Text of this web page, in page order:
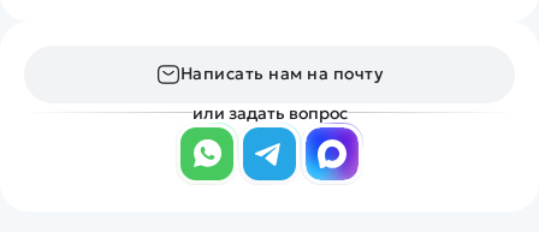
Написать нам на почту
или задать вопрос